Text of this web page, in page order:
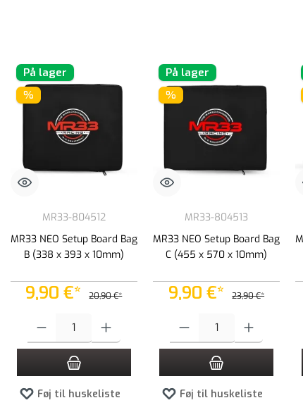
På lager
%
MR33-804512
MR33 NEO Setup Board Bag
B (338 x 393 x 10mm)
9,90 €* 20,90 €*
Føj til huskeliste
På lager
%
MR33-804513
MR33 NEO Setup Board Bag
C (455 x 570 x 10mm)
9,90 €* 23,90 €*
Føj til huskeliste